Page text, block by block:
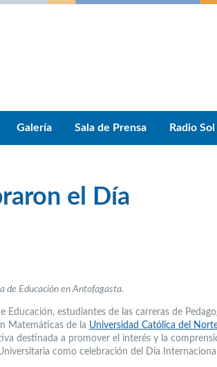
Galería Sala de Prensa Radio Sol
el Día
de Educación en Antofagasta.
Educación, estudiantes de las carreras de
Matemáticas de la Universidad Católica del
destinada a promover el interés y la
como celebración del Día